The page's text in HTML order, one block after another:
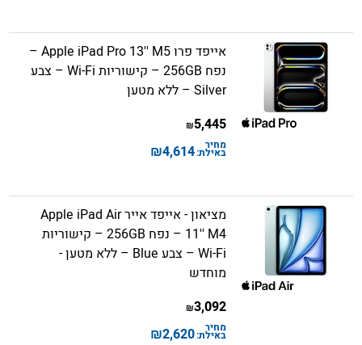
אייפד פרו Apple iPad Pro 13'' M5 –
נפח 256GB – קישוריות Wi-Fi – צבע
Silver – ללא מטען
5,445
₪
מחיר
באילת:4,614
₪
מציאון - אייפד אייר Apple iPad Air
11'' M4 – נפח 256GB – קישוריות
Wi-Fi – צבע Blue – ללא מטען -
מוחדש
3,092
₪
מחיר
באילת:2,620
₪